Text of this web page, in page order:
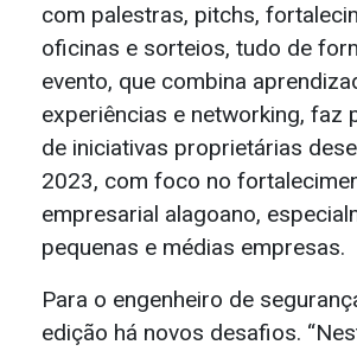
com palestras, pitchs,
oficinas e sorteios, tudo de
evento, que combina
experiências e networking, faz
de iniciativas proprietárias
2023, com foco no
empresarial alagoano,
pequenas e médias empresas.
Para o engenheiro de
edição há novos desafios.